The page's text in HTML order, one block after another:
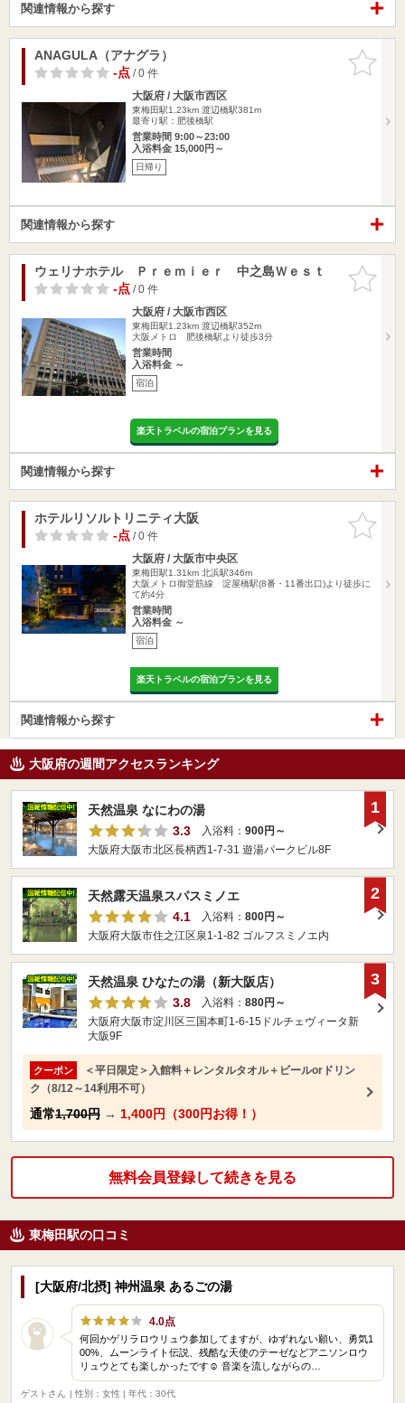
関連情報から探す
お気に入
りに追加
ANAGULA（アナグラ）
-点/ 0 件
大阪府 / 大阪市西区
東梅田駅1.23km 渡辺橋駅381m
最寄り駅：肥後橋駅
営業時間 9:00～23:00
入浴料金 15,000円～
日帰り
関連情報から探す
お気に入
りに追加
ウェリナホテル Ｐｒｅｍｉｅｒ 中之島Ｗｅｓｔ
-点/ 0 件
大阪府 / 大阪市西区
東梅田駅1.23km 渡辺橋駅352m
大阪メトロ 肥後橋駅より徒歩3分
営業時間
入浴料金 ～
宿泊
楽天トラベルの宿泊プランを見る
関連情報から探す
お気に入
りに追加
ホテルリソルトリニティ大阪
-点/ 0 件
大阪府 / 大阪市中央区
東梅田駅1.31km 北浜駅346m
大阪メトロ御堂筋線 淀屋橋駅(8番・11番出口)より徒歩に
て約4分
営業時間
入浴料金 ～
宿泊
楽天トラベルの宿泊プランを見る
関連情報から探す
大阪府の週間アクセスランキング
天然温泉 なにわの湯
3.3
入浴料： 900円～
大阪府大阪市北区長柄西1-7-31 遊湯パークビル8F
1
天然露天温泉スパスミノエ
4.1
入浴料： 800円～
大阪府大阪市住之江区泉1-1-82 ゴルフスミノエ内
2
天然温泉 ひなたの湯（新大阪店）
3.8
入浴料： 880円～
大阪府大阪市淀川区三国本町1-6-15ドルチェヴィータ新
大阪9F
クーポン
＜平日限定＞入館料＋レンタルタオル＋ビールorドリン
ク（8/12～14利用不可）
通常1,700円 → 1,400円（300円お得！）
3
無料会員登録して続きを見る
東梅田駅の口コミ
[大阪府/北摂] 神州温泉 あるごの湯
4.0点
何回かゲリラロウリュウ参加してますが、ゆずれない願い、勇気1
00%、ムーンライト伝説、残酷な天使のテーゼなどアニソンロウ
リュウとても楽しかったです☺️ 音楽を流しながらの…
ゲストさん
| 性別：女性 | 年代：30代